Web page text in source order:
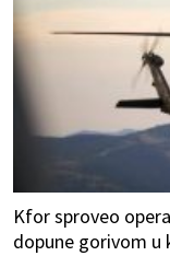
Kfor sproveo
dopune gorivom u